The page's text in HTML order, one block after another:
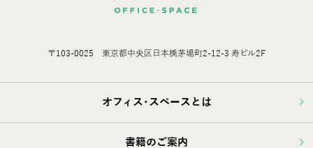
〒103-0025 東京都中央区日本橋茅場町2-12-3 寿ビル2F
オフィス･スペースとは
書籍のご案内